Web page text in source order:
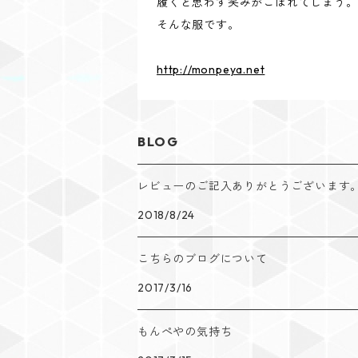
そんな服です。
http://monpeya.net
BLOG
レビューのご記入ありがとうございます
2018/8/24
こちらのブログについて
2017/3/16
もんぺやの気持ち